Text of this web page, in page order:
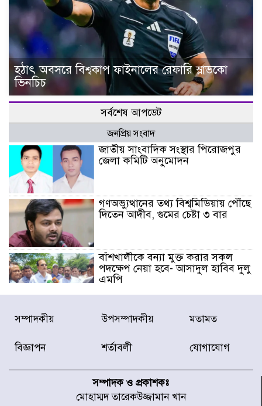
হঠাৎ অবসরে বিশ্বকাপ ফাইনালের রেফারি স্লাভকো
ভিনচিচ
সর্বশেষ আপডেট
জনপ্রিয় সংবাদ
জাতীয় সাংবাদিক সংস্থার পিরোজপুর
জেলা কমিটি অনুমোদন
গণঅভ্যুত্থানের তথ্য বিশ্বমিডিয়ায় পৌঁছে
দিতেন আদীব, গুমের চেষ্টা ৩ বার
বাঁশখালীকে বন্যা মুক্ত করার সকল
পদক্ষেপ নেয়া হবে- আসাদুল হাবিব দুলু
এমপি
বিদ্যুৎ-জ্বালানি খাতে অস্থিরতা তৈরির
চেষ্টা করছে একটি চক্র : প্রধানমন্ত্রী
৫ আহত, চীনে বন্দর বন্ধ
সম্পাদকীয় উপসম্পাদকীয় মতামত
বিজ্ঞাপন শর্তাবলী যোগাযোগ
সম্পাদক ও প্রকাশকঃ
মোহাম্মদ তারেকউজ্জামান খান